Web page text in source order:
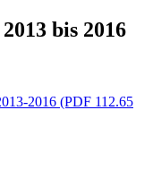
bis 2016
2016 (PDF 112.65